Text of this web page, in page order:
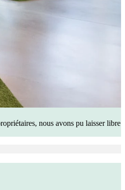
nous avons pu laisser libre